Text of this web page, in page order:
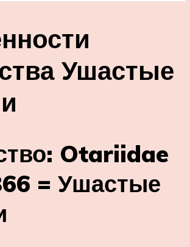
Ушастые
Otariidae
= Ушастые